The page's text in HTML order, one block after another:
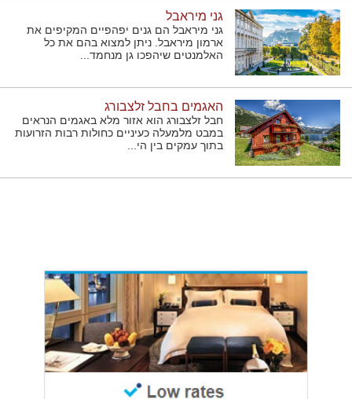
גני מיראבל
גני מיראבל הם גנים יפהפיים המקיפים את
ארמון מיראבל. ניתן למצוא בהם את כל
האלמנטים שיהפכו גן מנחמד...
האגמים בחבל זלצבורג
חבל זלצבורג הוא אזור מלא באגמים הנראים
במבט מלמעלה כעיניים כחולות רבות הזרועות
בתוך עמקים בין הי...